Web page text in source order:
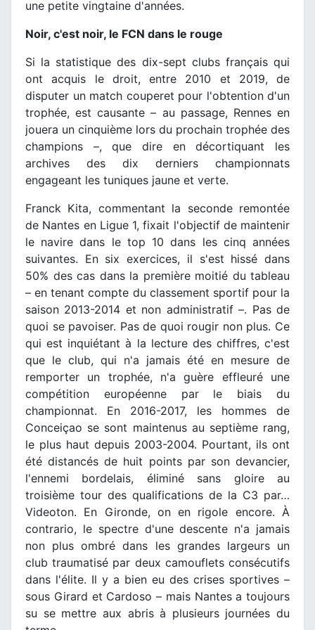
une petite vingtaine d'années.
Noir, c'est noir, le FCN dans le rouge
Si la statistique des dix-sept clubs français qui
ont acquis le droit, entre 2010 et 2019, de
disputer un match couperet pour l'obtention d'un
trophée, est causante – au passage, Rennes en
jouera un cinquième lors du prochain trophée des
champions –, que dire en décortiquant les
archives des dix derniers championnats
engageant les tuniques jaune et verte.
Franck Kita, commentant la seconde remontée
de Nantes en Ligue 1, fixait l'objectif de maintenir
le navire dans le top 10 dans les cinq années
suivantes. En six exercices, il s'est hissé dans
50% des cas dans la première moitié du tableau
– en tenant compte du classement sportif pour la
saison 2013-2014 et non administratif –. Pas de
quoi se pavoiser. Pas de quoi rougir non plus. Ce
qui est inquiétant à la lecture des chiffres, c'est
que le club, qui n'a jamais été en mesure de
remporter un trophée, n'a guère effleuré une
compétition européenne par le biais du
championnat. En 2016-2017, les hommes de
Conceiçao se sont maintenus au septième rang,
le plus haut depuis 2003-2004. Pourtant, ils ont
été distancés de huit points par son devancier,
l'ennemi bordelais, éliminé sans gloire au
troisième tour des qualifications de la C3 par…
Videoton. En Gironde, on en rigole encore. À
contrario, le spectre d'une descente n'a jamais
non plus ombré dans les grandes largeurs un
club traumatisé par deux camouflets consécutifs
dans l'élite. Il y a bien eu des crises sportives –
sous Girard et Cardoso – mais Nantes a toujours
su se mettre aux abris à plusieurs journées du